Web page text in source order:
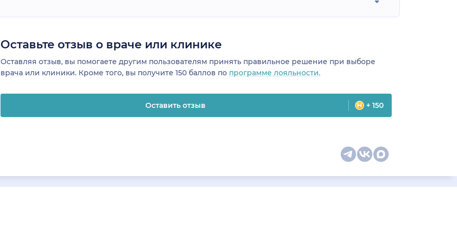
Оставьте отзыв о враче или клинике
Оставляя отзыв, вы помогаете другим пользователям принять правильное решение при выборе
врача или клиники. Кроме того, вы получите 150 баллов по программе лояльности.
Оставить отзыв + 150